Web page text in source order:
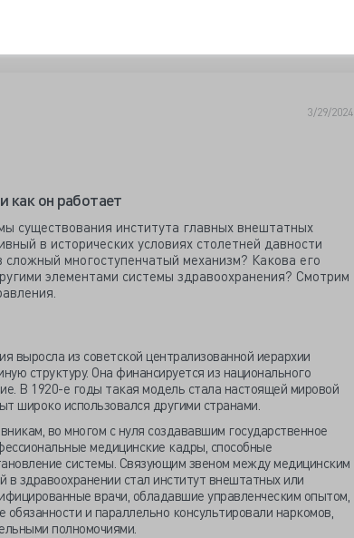
3/29/2024
как он работает
существования института главных внештатных
в исторических условиях столетней давности
многоступенчатый механизм? Какова его
элементами системы здравоохранения? Смотрим
выросла из советской централизованной иерархии
структуру. Она финансируется из национального
В 1920-е годы такая модель стала настоящей мировой
широко использовался другими странами.
во многом с нуля создававшим государственное
медицинские кадры, способные
системы. Связующим звеном между медицинским
здравоохранении стал институт внештатных или
врачи, обладавшие управленческим опытом,
и параллельно консультировали наркомов,
полномочиями.